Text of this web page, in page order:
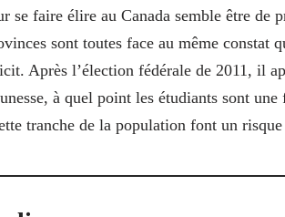
se faire élire au Canada semble être de
sont toutes face au même constat
Après l’élection fédérale de 2011, il
à quel point les étudiants sont
tranche de la population font un